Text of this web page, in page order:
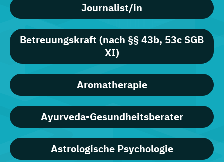
Journalist/in
Betreuungskraft (nach §§ 43b, 53c SGB
XI)
Aromatherapie
Ayurveda-Gesundheitsberater
Astrologische Psychologie